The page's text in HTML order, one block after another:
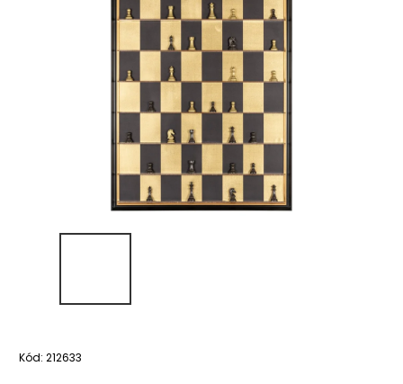
Kód: 212633